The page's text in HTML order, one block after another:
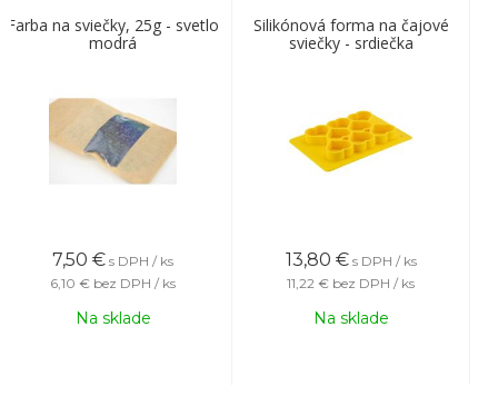
Farba na sviečky, 25g - svetlo
modrá
7,50 € s DPH / ks
6,10 € bez DPH / ks
Na sklade
Silikónová forma na čajové
sviečky - srdiečka
13,80 € s DPH / ks
11,22 € bez DPH / ks
Na sklade